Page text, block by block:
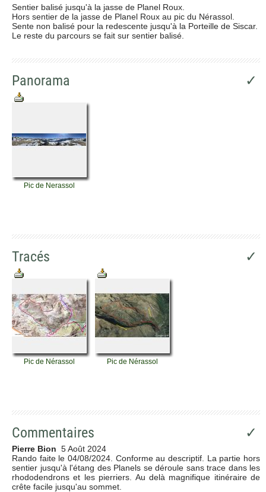
Sentier balisé jusqu'à la jasse de Planel Roux.
Hors sentier de la jasse de Planel Roux au pic du Nérassol.
Sente non balisé pour la redescente jusqu'à la Porteille de Siscar.
Le reste du parcours se fait sur sentier balisé.
Panorama ✓
Pic de Nerassol
Tracés ✓
Pic de Nérassol Pic de Nérassol
Commentaires ✓
Pierre Bion 5 Août 2024
Rando faite le 04/08/2024. Conforme au descriptif. La partie hors
sentier jusqu'à l'étang des Planels se déroule sans trace dans les
rhododendrons et les pierriers. Au delà magnifique itinéraire de
crête facile jusqu'au sommet.